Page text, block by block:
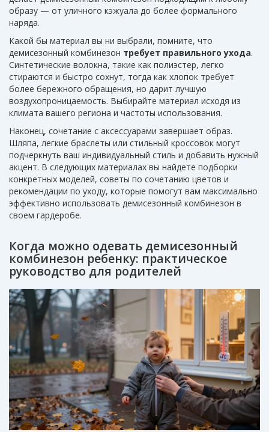
образу — от уличного кэжуала до более формального
наряда.
Какой бы материал вы ни выбрали, помните, что
демисезонный комбинезон требует правильного ухода.
Синтетические волокна, такие как полиэстер, легко
стираются и быстро сохнут, тогда как хлопок требует
более бережного обращения, но дарит лучшую
воздухопроницаемость. Выбирайте материал исходя из
климата вашего региона и частоты использования.
Наконец, сочетание с аксессуарами завершает образ.
Шляпа, легкие браслеты или стильный кроссовок могут
подчеркнуть ваш индивидуальный стиль и добавить нужный
акцент. В следующих материалах вы найдете подборки
конкретных моделей, советы по сочетанию цветов и
рекомендации по уходу, которые помогут вам максимально
эффективно использовать демисезонный комбинезон в
своем гардеробе.
Когда можно одевать демисезонный
комбинезон ребенку: практическое
руководство для родителей